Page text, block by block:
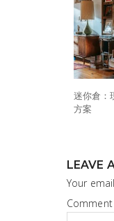
迷你倉：
方案
LEAVE
Your
Comment